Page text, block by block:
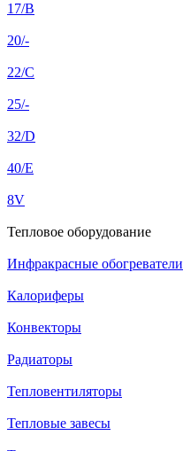
17/B
20/-
22/C
25/-
32/D
40/E
8V
Тепловое оборудование
Инфракрасные обогреватели
Калориферы
Конвекторы
Радиаторы
Тепловентиляторы
Тепловые завесы